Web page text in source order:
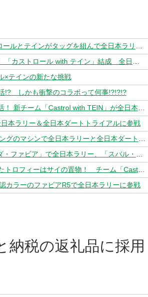
Auto Bilt Japan / またカストロールカラーが見れる！カストロールとテインがタッグを組んで全日本ラリー選手権&全日本ダートトライアル選手権に参戦
日刊自動車新聞 電子版 / 往年のカストロールカラーが復活 「カストロール with テイン」結成 全日本ラリーなどに参戦
×テインの新たな挑戦
!? しかも衝撃のコラボって何事!?!?!?
AUTO MESSE WEB / なつかしの「カストロールカラー」復活！ 新チーム「Castrol with TEIN」が全日本ラリー選手権と全日本ダートトライアル選手権に参戦
本ラリー＆全日本ダートトライアルに参戦
プレイドライブWEB / 鎌田卓麻がカストロール公認カラーリングのマシンで全日本ラリーと全日本ダートラに参戦
Car Watch / 新チーム「Castrol with TEIN」発足！ 「シュコダ・ファビア」で全日本ラリー、「スバル・BRZ」で全日本ダートに参戦
HENSHUSHA / 日本人唯一のサファリラリー優勝者が手にしたトロフィーはサイの置物！ チーム「Castrol with TEIN」が復活カストロールカラーで参戦を表明
カラーのファビアR5で全日本ラリーに参戦
納税の返礼品に採用